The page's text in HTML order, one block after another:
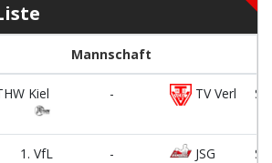
Mannschaft
Kiel - TV Verl
1. VfL
-
JSG